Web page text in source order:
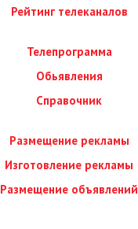
Рейтинг телеканалов
Телепрограмма
Обьявления
Справочник
Размещение рекламы
Изготовление рекламы
Размещение объявлений